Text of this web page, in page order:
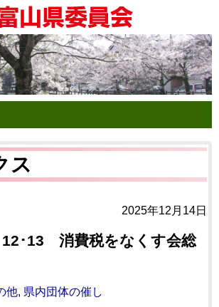
ス
2025年12月14日
12･13 消費税をなくす会総
他, 県内団体の催し